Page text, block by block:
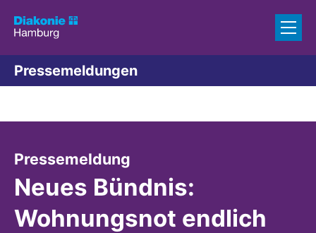
Pressemeldungen
Pressemeldung
Neues Bündnis:
Wohnungsnot endlich